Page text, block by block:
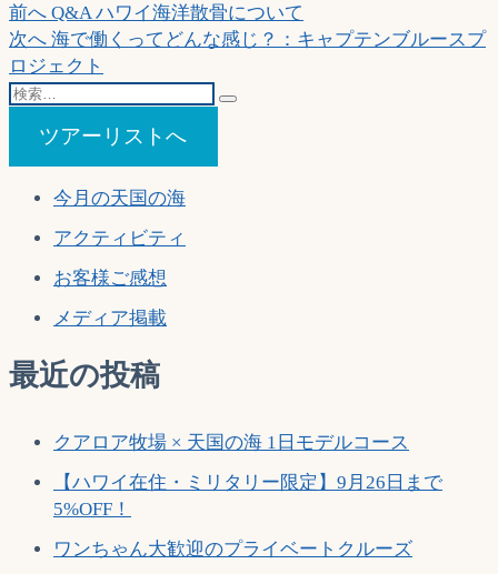
投
稿
ナ
ゲ
ー
シ
ョ
ン
前へ 過
去
の
Q&A ハワイ海洋散骨について
次へ 次
の
海で働くってどんな感じ？：キャプテンブルースプ
ロジェクト
検
ツアーリストへ
今月の天国の海
アクティビティ
お客様ご感想
メディア掲載
最近の投稿
クアロア牧場 × 天国の海 1日モデルコース
【ハワイ在住・ミリタリー限定】9月26日まで
5%OFF！
ワンちゃん大歓迎のプライベートクルーズ